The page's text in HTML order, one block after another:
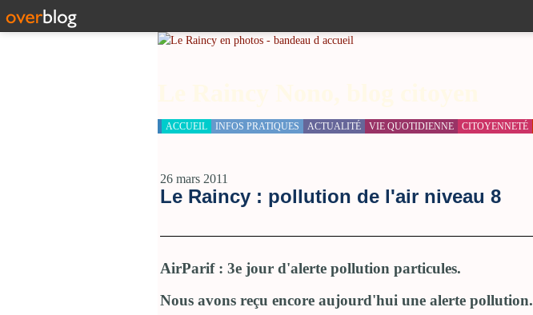
ACCUEIL INFOS PRATIQUES ACTUALITÉ VIE QUOTIDIENNE CITOYENNETÉ
26 mars 2011
Le Raincy : pollution de l'air niveau 8
AirParif : 3e jour d'alerte pollution particules.
Nous avons reçu encore aujourd'hui une alerte pollution.